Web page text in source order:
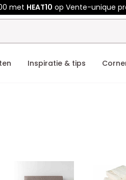
met HEAT10 op Vente-unique
Inspiratie & tips